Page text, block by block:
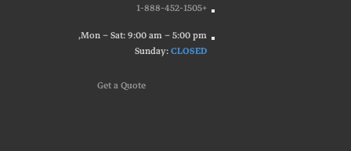
+1-888-452-1505
Mon – Sat: 9:00 am – 5:00 pm,
Sunday:CLOSED
GetaQuote